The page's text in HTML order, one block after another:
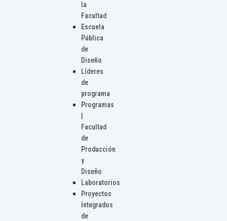
la
Facultad
Escuela
Pública
de
Diseño
Líderes
de
programa
Programas
Facultad
de
Producción
y
Diseño
Laboratorios
Proyectos
Integrados
de